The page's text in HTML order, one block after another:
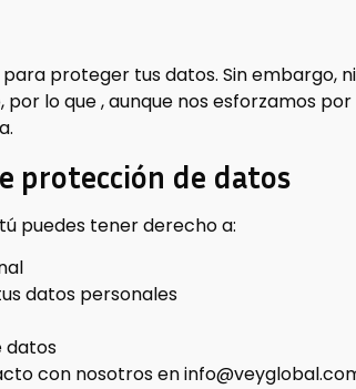
proteger tus datos. Sin embargo,
lo que , aunque nos esforzamos
protección de datos
puedes tener derecho a:
datos personales
datos
con nosotros en